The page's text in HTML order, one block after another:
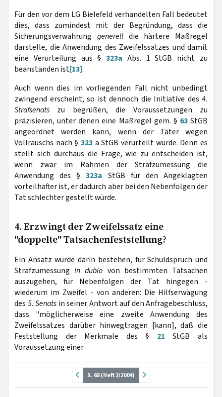
Für den vor dem LG Bielefeld verhandelten Fall bedeutet
dies, dass zumindest mit der Begründung, dass die
Sicherungsverwahrung generelldie härtere Maßregel
darstelle, die Anwendung des Zweifelssatzes und damit
eine Verurteilung aus §323a Abs. 1 StGB nicht zu
beanstanden ist[13].
Auch wenn dies im vorliegenden Fall nicht unbedingt
zwingend erscheint, so ist dennoch die Initiative des 4.
Strafsenats zu begrüßen, die Voraussetzungen zu
präzisieren, unter denen eine Maßregel gem. § 63StGB
angeordnet werden kann, wenn der Täter wegen
Vollrauschs nach § 323 a StGB verurteilt wurde. Denn es
stellt sich durchaus die Frage, wie zu entscheiden ist,
wenn zwar im Rahmen der Strafzumessung die
Anwendung des §323a StGB für den Angeklagten
vorteilhafter ist, er dadurch aber bei den Nebenfolgen der
Tat schlechter gestellt würde.
4. Erzwingt der Zweifelssatz eine
"doppelte" Tatsachenfeststellung?
Ein Ansatz würde darin bestehen, für Schuldspruch und
Strafzumessungin dubio von bestimmten Tatsachen
auszugehen, für Nebenfolgen der Tat hingegen -
wiederum im Zweifel - von anderen: Die Hilfserwägung
des 5. Senats in seiner Antwort auf den Anfragebeschluss,
dass "möglicherweise eine zweite Anwendung des
Zweifelssatzes darüber hinwegtragen [kann], daß die
Feststellung der Merkmale des § 21 StGB als
Voraussetzung einer
S. 68 (Heft 2/2004)